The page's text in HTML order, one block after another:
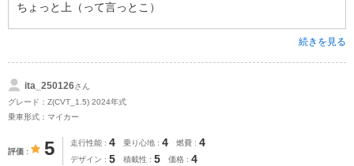
ちょっと上（って言っとこ）
続きを見る
ita_250126さん
グレード：Z(CVT_1.5) 2024年式
乗車形式：マイカー
評価 5 走行性能 4 乗り心地 4 燃費 4
デザイン 5 積載性 5 価格 4